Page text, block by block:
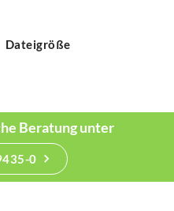
Dateigröße
Beratung unter
0